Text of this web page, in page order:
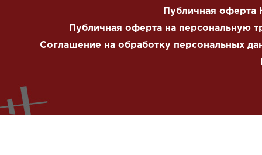
Публичная оферта
Публичная оферта на персональную
Соглашение на обработку персональных